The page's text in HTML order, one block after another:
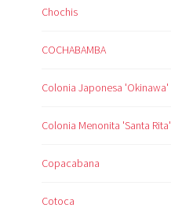
Chochis
COCHABAMBA
Colonia Japonesa 'Okinawa'
Colonia Menonita 'Santa Rita'
Copacabana
Cotoca